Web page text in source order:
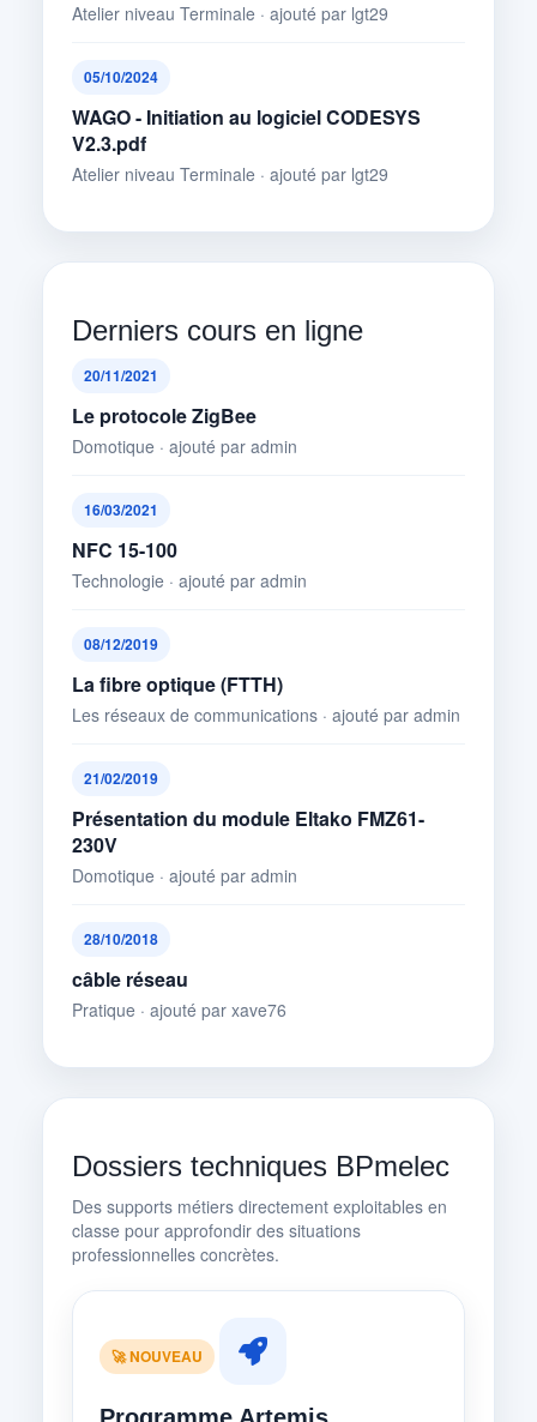
Atelier niveau Terminale · ajouté par lgt29
05/10/2024
WAGO - Initiation au logiciel CODESYS
V2.3.pdf
Atelier niveau Terminale · ajouté par lgt29
Derniers cours en ligne
20/11/2021
Le protocole ZigBee
Domotique · ajouté par admin
16/03/2021
NFC 15-100
Technologie · ajouté par admin
08/12/2019
La fibre optique (FTTH)
Les réseaux de communications · ajouté par admin
21/02/2019
Présentation du module Eltako FMZ61-
230V
Domotique · ajouté par admin
28/10/2018
câble réseau
Pratique · ajouté par xave76
Dossiers techniques BPmelec
Des supports métiers directement exploitables en
classe pour approfondir des situations
professionnelles concrètes.
🚀 NOUVEAU